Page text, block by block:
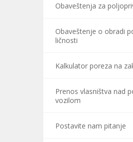
Obaveštenja za
Obaveštenje o obradi
ličnosti
Kalkulator poreza na
Prenos vlasništva nad
vozilom
Postavite nam pitanje